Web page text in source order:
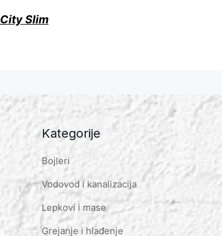
City Slim
Kategorije
Bojleri
Vodovod i kanalizacija
Lepkovi i mase
Grejanje i hlađenje